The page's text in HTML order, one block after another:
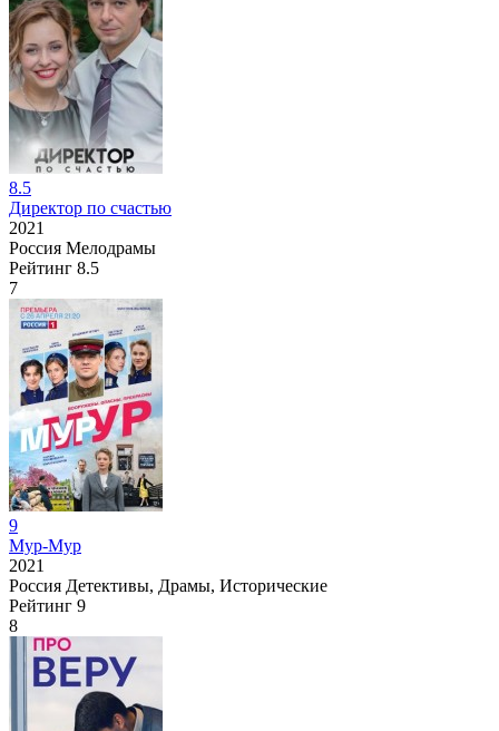
8.5
Директор по счастью
2021
Россия Мелодрамы
Рейтинг 8.5
7
9
Мур-Мур
2021
Россия Детективы, Драмы, Исторические
Рейтинг 9
8